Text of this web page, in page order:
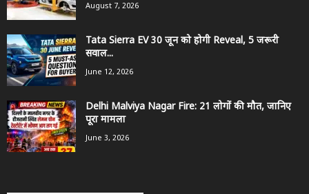
August 7, 2026
Tata Sierra EV 30 जून को होगी Reveal, 5 जरूरी
सवाल...
June 12, 2026
Delhi Malviya Nagar Fire: 21 लोगों की मौत, जानिए
पूरा मामला
June 3, 2026